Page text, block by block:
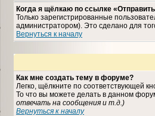
Когда я щёлкаю по ссылке
Только зарегистрированные
администратором). Это сделано для
Вернуться к началу
Как мне создать тему в форуме?
Легко, щёлкните по соответствующей
То что вы можете делать в данном
отвечать на сообщения и т.д.)
Вернуться к началу